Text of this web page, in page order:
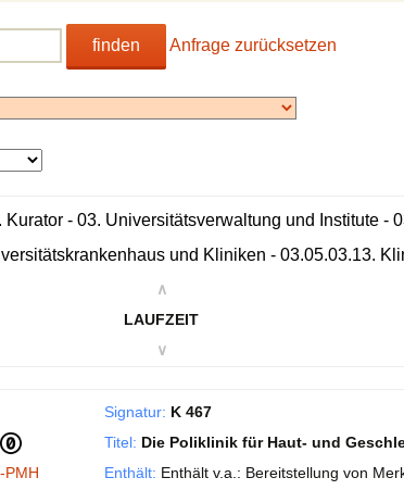
finden Anfrage zurücksetzen
Kurator - 03. Universitätsverwaltung und Institute -
und Kliniken - 03.05.03.13.
∧
LAUFZEIT
∨
PMH
Signatur: K 467
Titel: Die Poliklinik für Haut- und
Enthält: Enthält v.a.: Bereitstellung von